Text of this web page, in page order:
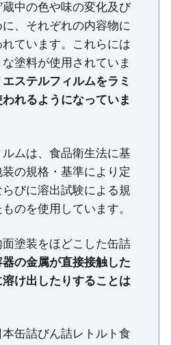
中の色や味の変化及び
、それぞれの内容物に
ています。これらには
塗料が使用されていま
ステルフィルムをラミ
れるようになっていま
ムは、食品衛生法に基
の規格・基準により定
びに溶出試験による規
のを使用しています。
塗装をほどこした缶詰
の金属が直接接触した
け出したりすることは
缶詰びん詰レトルト食